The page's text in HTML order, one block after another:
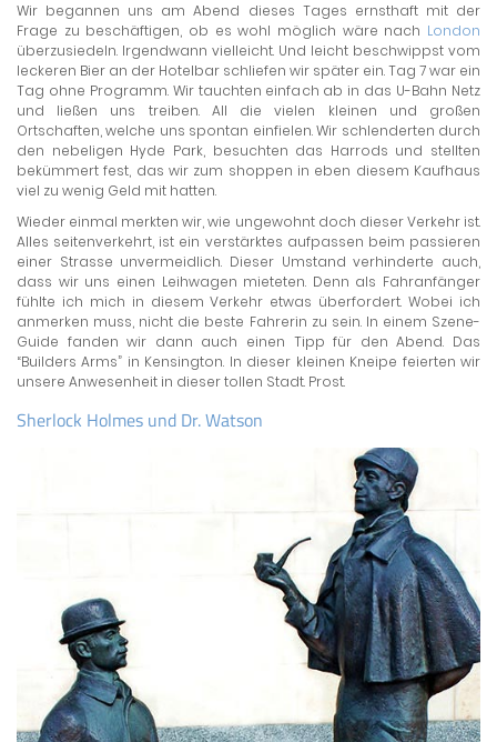
Wir begannen uns am Abend dieses Tages ernsthaft mit der
Frage zu beschäftigen, ob es wohl möglich wäre nach London
überzusiedeln. Irgendwann vielleicht. Und leicht beschwippst vom
leckeren Bier an der Hotelbar schliefen wir später ein. Tag 7 war ein
Tag ohne Programm. Wir tauchten einfach ab in das U-Bahn Netz
und ließen uns treiben. All die vielen kleinen und großen
Ortschaften, welche uns spontan einfielen. Wir schlenderten durch
den nebeligen Hyde Park, besuchten das Harrods und stellten
bekümmert fest, das wir zum shoppen in eben diesem Kaufhaus
viel zu wenig Geld mit hatten.
Wieder einmal merkten wir, wie ungewohnt doch dieser Verkehr ist.
Alles seitenverkehrt, ist ein verstärktes aufpassen beim passieren
einer Strasse unvermeidlich. Dieser Umstand verhinderte auch,
dass wir uns einen Leihwagen mieteten. Denn als Fahranfänger
fühlte ich mich in diesem Verkehr etwas überfordert. Wobei ich
anmerken muss, nicht die beste Fahrerin zu sein. In einem Szene-
Guide fanden wir dann auch einen Tipp für den Abend. Das
“Builders Arms” in Kensington. In dieser kleinen Kneipe feierten wir
unsere Anwesenheit in dieser tollen Stadt. Prost.
Sherlock Holmes und Dr. Watson